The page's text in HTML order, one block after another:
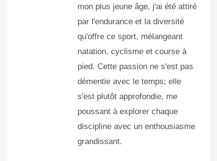
mon plus jeune âge, j'ai été attiré
par l'endurance et la diversité
qu'offre ce sport, mélangeant
natation, cyclisme et course à
pied. Cette passion ne s'est pas
démentie avec le temps; elle
s'est plutôt approfondie, me
poussant à explorer chaque
discipline avec un enthousiasme
grandissant.